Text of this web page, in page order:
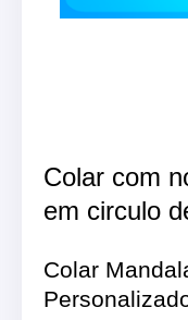
Colar com
em circulo
Colar